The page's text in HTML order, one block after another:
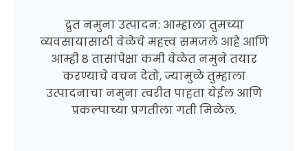
द्रुत नमुना उत्पादन: आम्हाला तुमच्या
व्यवसायासाठी वेळेचे महत्त्व समजले आहे आणि
आम्ही 8 तासांपेक्षा कमी वेळेत नमुने तयार
करण्याचे वचन देतो, ज्यामुळे तुम्हाला
उत्पादनाचा नमुना त्वरीत पाहता येईल आणि
प्रकल्पाच्या प्रगतीला गती मिळेल.